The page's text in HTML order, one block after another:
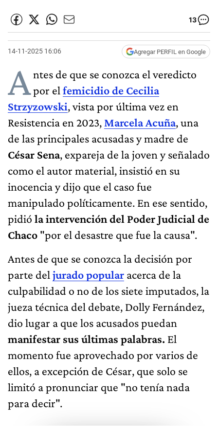
13
14-11-2025 16:06 Agregar PERFIL en Google
Antes de que se conozca el veredicto
por el femicidio de Cecilia
Strzyzowski, vista por última vez en
Resistencia en 2023, Marcela Acuña, una
de las principales acusadas y madre de
César Sena, expareja de la joven y señalado
como el autor material, insistió en su
inocencia y dijo que el caso fue
manipulado políticamente. En ese sentido,
pidió la intervención del Poder Judicial de
Chaco "por el desastre que fue la causa".
Antes de que se conozca la decisión por
parte del jurado popular acerca de la
culpabilidad o no de los siete imputados, la
jueza técnica del debate, Dolly Fernández,
dio lugar a que los acusados puedan
manifestar sus últimas palabras. El
momento fue aprovechado por varios de
ellos, a excepción de César, que solo se
limitó a pronunciar que "no tenía nada
para decir".